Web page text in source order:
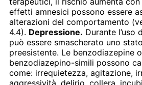
effetti amnesici possono essere
alterazioni del comportamento
4.4). Depressione. Durante l’uso
può essere smascherato uno
preesistente. Le benzodiazepine
benzodiazepino-simili possono
come: irrequietezza, agitazione,
aggressività, delirio, collera,